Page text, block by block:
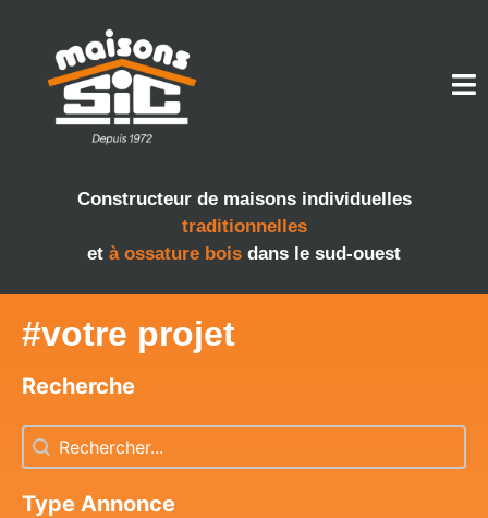
Constructeur de maisons individuelles
traditionnelles
et à ossature bois dans le sud-ouest
#votre projet
Recherche
Recherche
Recherche
Type Annonce